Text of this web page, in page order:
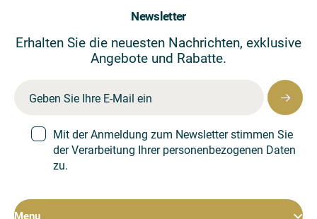
Menu
Newsletter
Erhalten Sie die neuesten Nachrichten, exklusive
Angebote und Rabatte.
Mit der Anmeldung zum Newsletter stimmen Sie
der Verarbeitung Ihrer personenbezogenen Daten
zu.